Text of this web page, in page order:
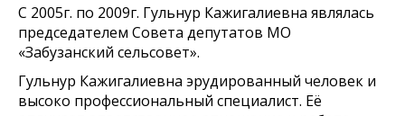
С 2005г. по 2009г. Гульнур Кажигалиевна являлась
председателем Совета депутатов МО
«Забузанский сельсовет».
Гульнур Кажигалиевна эрудированный человек и
высоко профессиональный специалист. Её